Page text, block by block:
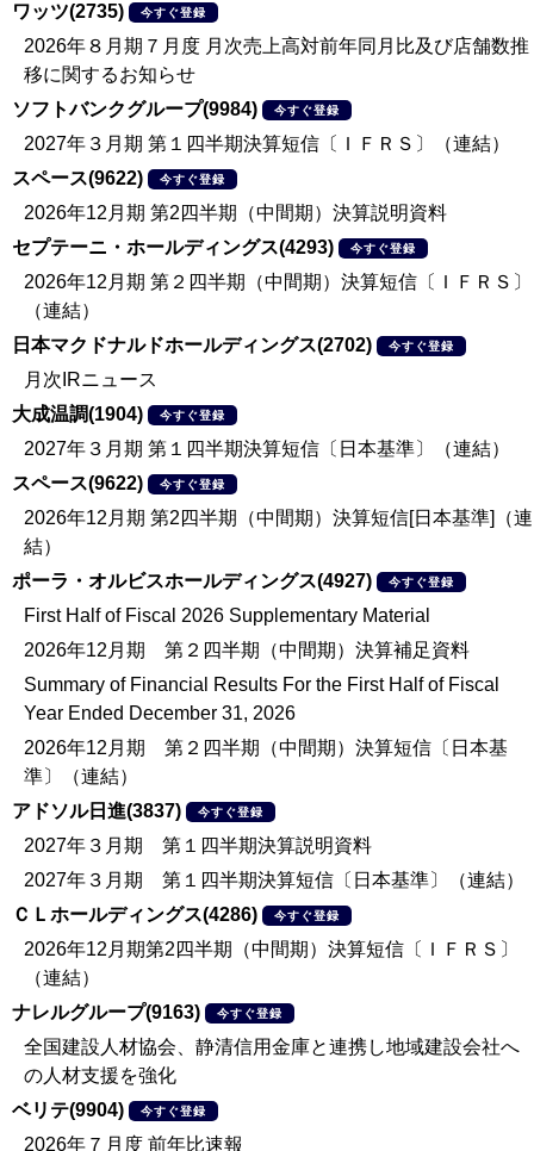
ワッツ(2735)
今すぐ登録
2026年８月期７月度 月次売上高対前年同月比及び店舗数推
移に関するお知らせ
ソフトバンクグループ(9984)
今すぐ登録
2027年３月期 第１四半期決算短信〔ＩＦＲＳ〕（連結）
スペース(9622)
今すぐ登録
2026年12月期 第2四半期（中間期）決算説明資料
セプテーニ・ホールディングス(4293)
今すぐ登録
2026年12月期 第２四半期（中間期）決算短信〔ＩＦＲＳ〕
（連結）
日本マクドナルドホールディングス(2702)
今すぐ登録
月次IRニュース
大成温調(1904)
今すぐ登録
2027年３月期 第１四半期決算短信〔日本基準〕（連結）
スペース(9622)
今すぐ登録
2026年12月期 第2四半期（中間期）決算短信[日本基準]（連
結）
ポーラ・オルビスホールディングス(4927)
今すぐ登録
First Half of Fiscal 2026 Supplementary Material
2026年12月期 第２四半期（中間期）決算補足資料
Summary of Financial Results For the First Half of Fiscal
Year Ended December 31, 2026
2026年12月期 第２四半期（中間期）決算短信〔日本基
準〕（連結）
アドソル日進(3837)
今すぐ登録
2027年３月期 第１四半期決算説明資料
2027年３月期 第１四半期決算短信〔日本基準〕（連結）
ＣＬホールディングス(4286)
今すぐ登録
2026年12月期第2四半期（中間期）決算短信〔ＩＦＲＳ〕
（連結）
ナレルグループ(9163)
今すぐ登録
全国建設人材協会、静清信用金庫と連携し地域建設会社へ
の人材支援を強化
ベリテ(9904)
今すぐ登録
2026年７月度 前年比速報